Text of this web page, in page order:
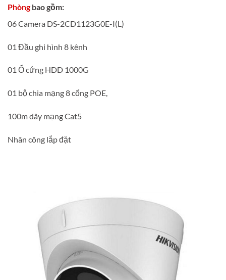
Phòngbao gồm:
06 Camera DS-2CD1123G0E-I(L)
01 Đầu ghi hình 8 kênh
01 Ổ cứng HDD 1000G
01 bộ chia mạng 8 cổng POE,
100m dây mạng Cat5
Nhân công lắp đặt